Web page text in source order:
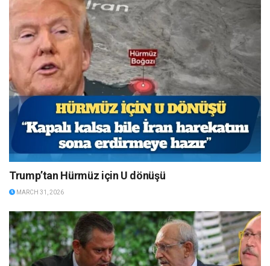
Trump’tan Hürmüz için U dönüşü
MARCH 31, 2026